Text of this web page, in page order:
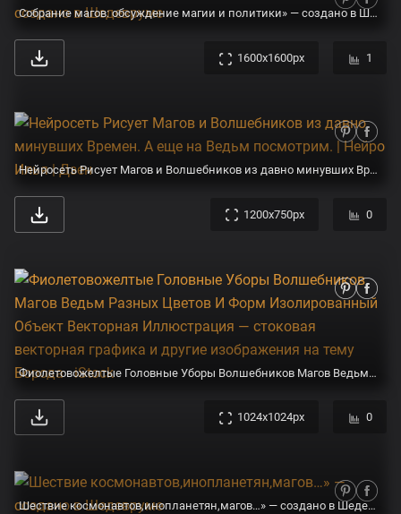
Собрание магов: обсуждение магии и политики» — создано в Шедевруме
1600x1600px 1
Нейросеть Рисует Магов и Волшебников из давно минувших Времен. А еще на Ведьм посмотрим. | Нейро Илья | Дзен
1200x750px 0
Фиолетовожелтые Головные Уборы Волшебников Магов Ведьм Разных Цветов И Форм Изолированный Объект Векторная Иллюстрация — стоковая векторная графика и другие изображения на тему Борода - iStock
1024x1024px 0
Шествие космонавтов,инопланетян,магов…» — создано в Шедевруме